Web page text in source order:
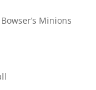
Minions